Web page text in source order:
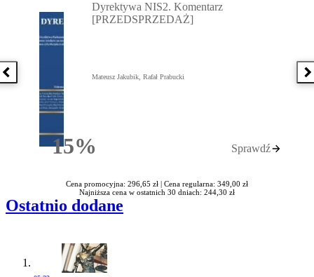
Poprzednia książka
15%Rabatu
Dyrektywa NIS2. Komentarz
[PRZEDSPRZEDAŻ]
Mateusz Jakubik, Rafał Prabucki
Sprawdź
Cena promocyjna: 296,65 zł | Cena regularna: 349,00 zł
Najniższa cena w ostatnich 30 dniach: 244,30 zł
Ostatnio dodane